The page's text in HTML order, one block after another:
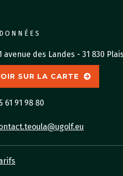
avenue des Landes - 31 830
SUR LA CARTE
61 91 98 80